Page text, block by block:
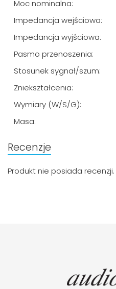
Moc nominalna:
Impedancja wejściowa:
Impedancja wyjściowa:
Pasmo przenoszenia:
Stosunek sygnał/szum:
Zniekształcenia:
Wymiary (W/S/G):
Masa:
Recenzje
Produkt nie posiada recenzji.